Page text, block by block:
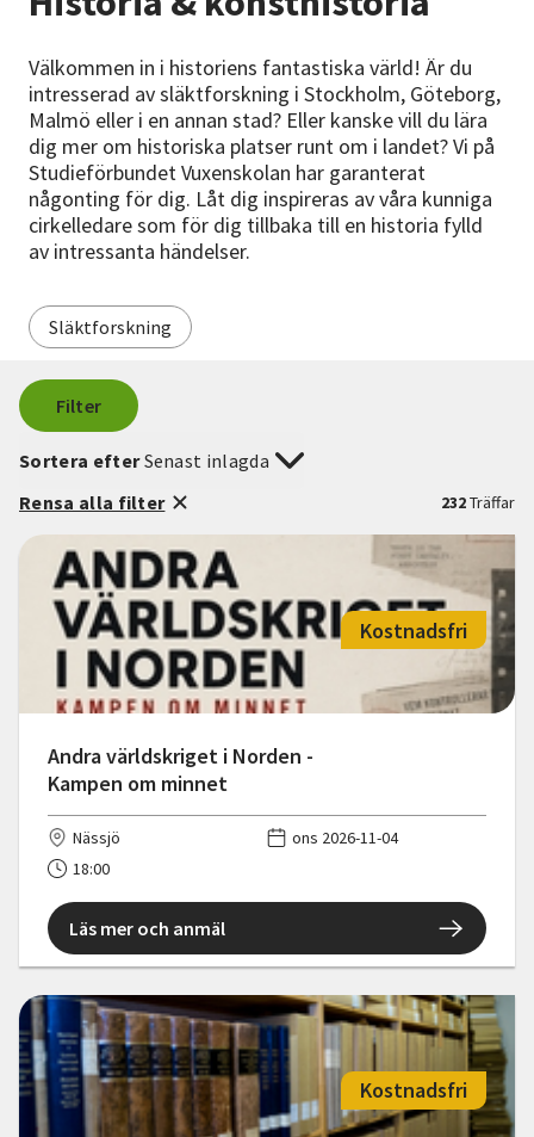
Nyheter
Avdelningar
Lyssna
Välkommen in i historiens fantastiska värld! Är du
intresserad av släktforskning i Stockholm, Göteborg,
Malmö eller i en annan stad? Eller kanske vill du lära
dig mer om historiska platser runt om i landet? Vi på
Studieförbundet Vuxenskolan har garanterat
någonting för dig. Låt dig inspireras av våra kunniga
cirkelledare som för dig tillbaka till en historia fylld
av intressanta händelser.
Släktforskning
Filter
232Träffar
Sortera efterSenast inlagda
Rensa alla filter
Andra världskriget i Norden -
Kampen om minnet
Kostnadsfri
Nässjö
ons 2026-11-04
18:00
Läs mer och anmäl
Kostnadsfri